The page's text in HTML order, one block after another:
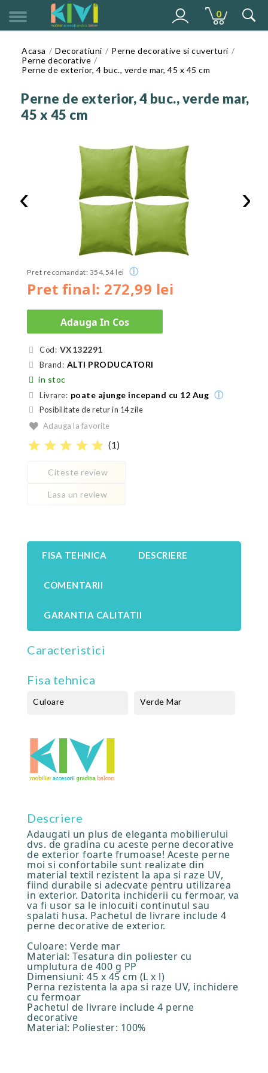
0
Acasa Decoratiuni
Perne decorative si cuverturi
Perne decorative
Perne de exterior, 4 buc., verde mar, 45 x 45 cm
Perne de exterior, 4 buc., verde mar,
45 x 45 cm
‹ ›
Pret final: 272,99 lei
Pret recomandat: 354,54 lei ⓘ
Adauga In Cos
Cod: VX132291
Brand: ALTI PRODUCATORI
in stoc
Livrare: poate ajunge incepand cu 12 Aug ⓘ
Posibilitate de retur in 14 zile
Adauga la favorite
star star star star star (1)
Citeste review
Lasa un review
FISA TEHNICA DESCRIERE
COMENTARII
GARANTIA CALITATII
Caracteristici
Fisa tehnica
Culoare Verde Mar
Descriere
Adaugati un plus de eleganta mobilierului
dvs. de gradina cu aceste perne decorative
de exterior foarte frumoase! Aceste perne
moi si confortabile sunt realizate din
material textil rezistent la apa si raze UV,
fiind durabile si adecvate pentru utilizarea
in exterior. Datorita inchiderii cu fermoar, va
va fi usor sa le inlocuiti continutul sau
spalati husa. Pachetul de livrare include 4
perne decorative de exterior.
Culoare: Verde mar
Material: Tesatura din poliester cu
umplutura de 400 g PP
Dimensiuni: 45 x 45 cm (L x l)
Perna rezistenta la apa si raze UV, inchidere
cu fermoar
Pachetul de livrare include 4 perne
decorative
Material: Poliester: 100%